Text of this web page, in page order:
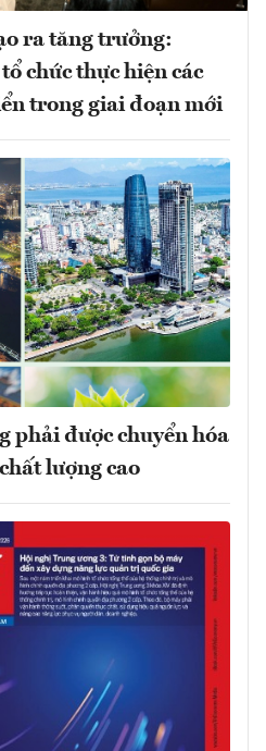
ra tăng trưởng:
chức thực hiện các
trong giai đoạn mới
phải được chuyển hóa
lượng cao